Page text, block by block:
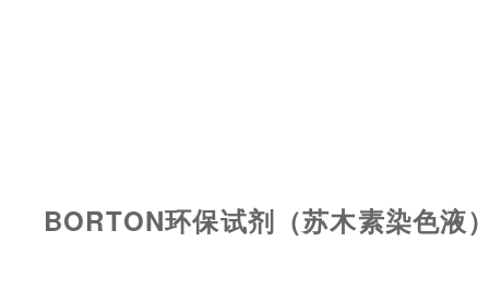
BORTON环保试剂（苏木素染色液